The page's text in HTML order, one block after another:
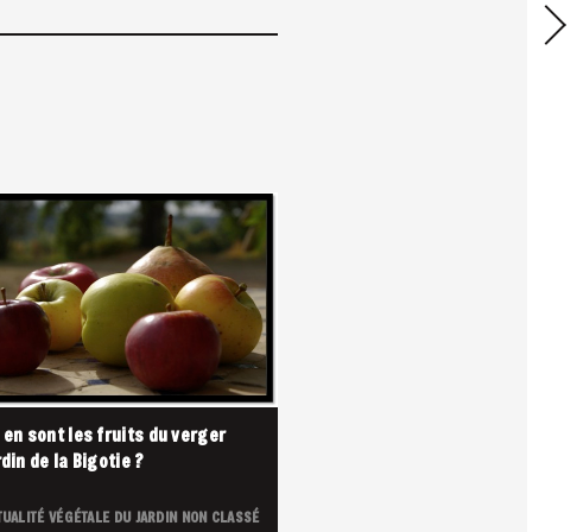
en sont les fruits du verger
de la Bigotie ?
VÉGÉTALE DU JARDIN NON CLASSÉ